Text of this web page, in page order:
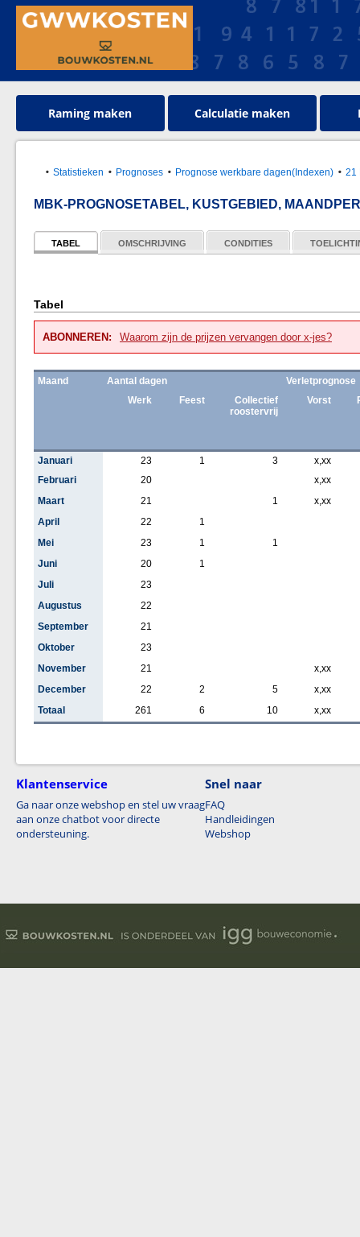
Raming maken Calculatie maken
Statistieken Prognoses Prognose werkbare dagen(Indexen) 21
MBK-PROGNOSETABEL, KUSTGEBIED,
TABEL OMSCHRIJVING CONDITIES
Tabel
ABONNEREN: Waarom zijn de prijzen vervangen door x-jes?
Maand Aantal dagen
Verletprognose
Werk
Feest
Collectief
roostervrij
Vorst
Januari 23 1 3
x,xx
Februari
20
x,xx
Maart
21 1
x,xx
April
22
1
Mei
23 1
1
Juni
20
1
Juli
23
Augustus
22
September
21
Oktober
23
November
21
x,xx
December
22 2 5
x,xx
Totaal
261 6 10 x,xx
Klantenservice
Ga naar onze webshop en stel uw vraag
aan onze chatbot voor directe
ondersteuning.
Snel naar
FAQ
Handleidingen
Webshop